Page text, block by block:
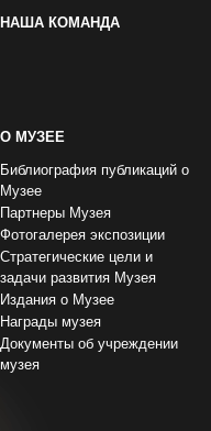
НАША КОМАНДА
О МУЗЕЕ
Библиография публикаций о
Музее
Партнеры Музея
Фотогалерея экспозиции
Стратегические цели и
задачи развития Музея
Издания о Музее
Награды музея
Документы об учреждении
музея